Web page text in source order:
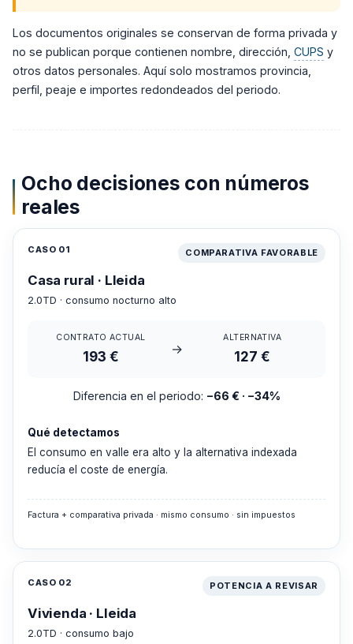
Los documentos originales se conservan de forma privada y
no se publican porque contienen nombre, dirección, CUPS y
otros datos personales. Aquí solo mostramos provincia,
perfil, peaje e importes redondeados del periodo.
Ocho decisiones con números
reales
CASO 01 COMPARATIVA FAVORABLE
Casa rural · Lleida
2.0TD · consumo nocturno alto
CONTRATO ACTUAL
193 € →
ALTERNATIVA
127 €
Diferencia en el periodo: −66 € · −34%
Qué detectamos
El consumo en valle era alto y la alternativa indexada
reducía el coste de energía.
Factura + comparativa privada · mismo consumo · sin impuestos
CASO 02 POTENCIA A REVISAR
Vivienda · Lleida
2.0TD · consumo bajo